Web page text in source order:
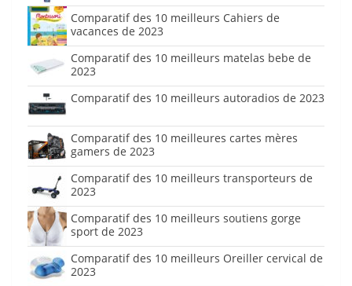
Comparatif des 10 meilleurs Cahiers de
vacances de 2023
Comparatif des 10 meilleurs matelas bebe de
2023
Comparatif des 10 meilleurs autoradios de 2023
Comparatif des 10 meilleures cartes mères
gamers de 2023
Comparatif des 10 meilleurs transporteurs de
2023
Comparatif des 10 meilleurs soutiens gorge
sport de 2023
Comparatif des 10 meilleurs Oreiller cervical de
2023